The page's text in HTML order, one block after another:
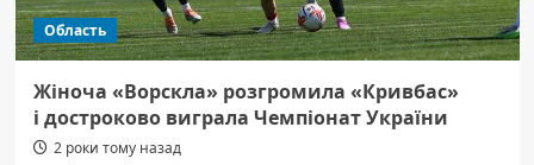
Область
Жіноча «Ворскла» розгромила «Кривбас»
і достроково виграла Чемпіонат України
2 роки тому назад